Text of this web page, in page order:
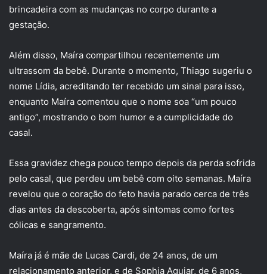
brincadeira com as mudanças no corpo durante a
gestação.
Além disso, Maíra compartilhou recentemente um
ultrassom da bebê. Durante o momento, Thiago sugeriu o
nome Lídia, acreditando ter recebido um sinal para isso,
enquanto Maíra comentou que o nome soa “um pouco
antigo”, mostrando o bom humor e a cumplicidade do
casal.
Essa gravidez chega pouco tempo depois da perda sofrida
pelo casal, que perdeu um bebê com oito semanas. Maíra
revelou que o coração do feto havia parado cerca de três
dias antes da descoberta, após sintomas como fortes
cólicas e sangramento.
Maíra já é mãe de Lucas Cardi, de 24 anos, de um
relacionamento anterior, e de Sophia Aguiar, de 6 anos,